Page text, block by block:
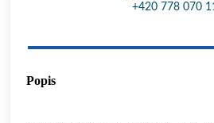
+420 778 070
Popis